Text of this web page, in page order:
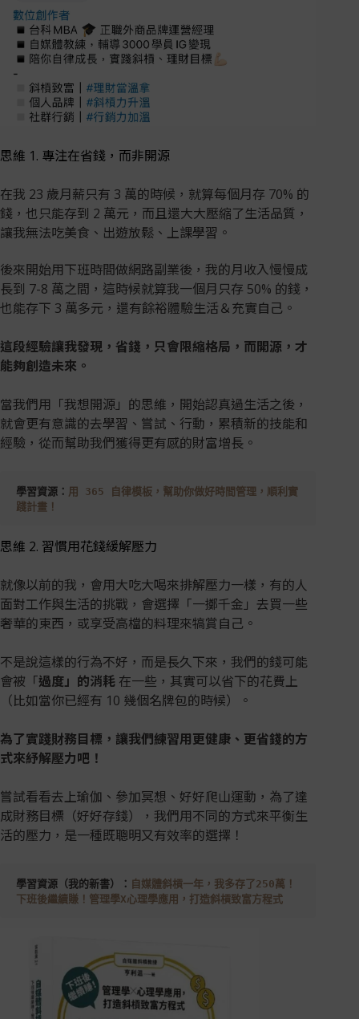
思維 1. 專注在省錢，而非開源
在我 23 歲月薪只有 3 萬的時候，就算每個月存 70% 的
錢，也只能存到 2 萬元，而且還大大壓縮了生活品質，
讓我無法吃美食、出遊放鬆、上課學習。
後來開始用下班時間做網路副業後，我的月收入慢慢成
長到 7-8 萬之間，這時候就算我一個月只存 50% 的錢，
也能存下 3 萬多元，還有餘裕體驗生活＆充實自己。
這段經驗讓我發現，省錢，只會限縮格局，而開源，才
能夠創造未來。
當我們用「我想開源」的思維，開始認真過生活之後，
就會更有意識的去學習、嘗試、行動，累積新的技能和
經驗，從而幫助我們獲得更有感的財富增長。
學習資源： 用 365 自律模板，幫助你做好時間管理，順利實
踐計畫！
思維 2. 習慣用花錢緩解壓力
就像以前的我，會用大吃大喝來排解壓力一樣，有的人
面對工作與生活的挑戰，會選擇「一擲千金」去買一些
奢華的東西，或享受高檔的料理來犒賞自己。
不是說這樣的行為不好，而是長久下來，我們的錢可能
會被「過度」的消耗 在一些，其實可以省下的花費上
（比如當你已經有 10 幾個名牌包的時候）。
為了實踐財務目標，讓我們練習用更健康、更省錢的方
式來紓解壓力吧！
嘗試看看去上瑜伽、參加冥想、好好爬山運動，為了達
成財務目標（好好存錢），我們用不同的方式來平衡生
活的壓力，是一種既聰明又有效率的選擇！
學習資源（我的新書）： 自媒體斜槓一年，我多存了250萬！
下班後繼續賺！管理學X心理學應用，打造斜槓致富方程式